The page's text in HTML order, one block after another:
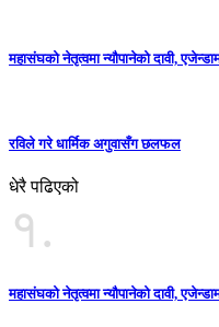
महासंघको नेतृत्वमा न्यौपानेको दावी,
रविले गरे धार्मिक अगुवासँग छलफल
धेरै पढिएको
१.
महासंघको नेतृत्वमा न्यौपानेको दावी,